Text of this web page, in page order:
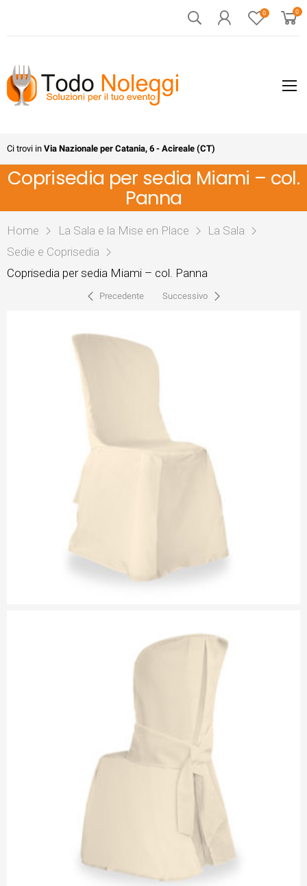
0 0
Ci trovi in Via Nazionale per Catania, 6 - Acireale (CT)
Coprisedia per sedia Miami – col.
Panna
Home La Sala e la Mise en Place
La Sala
Sedie e Coprisedia
Coprisedia per sedia Miami – col. Panna
Precedente Successivo